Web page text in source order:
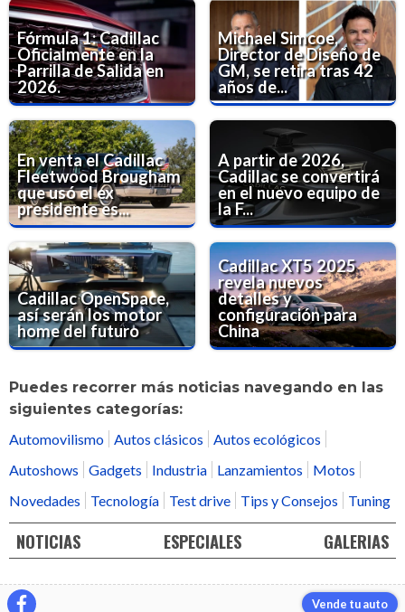
Fórmula 1: Cadillac
Oficialmente en la
Parrilla de Salida en
2026.
Michael Simcoe,
Director de Diseño de
GM, se retira tras 42
años de...
En venta el Cadillac
Fleetwood Brougham
que usó el ex
presidente es...
A partir de 2026,
Cadillac se convertirá
en el nuevo equipo de
la F...
Cadillac OpenSpace,
así serán los motor
home del futuro
Cadillac XT5 2025
revela nuevos
detalles y
configuración para
China
Puedes recorrer más noticias navegando en las
siguientes categorías:
Automovilismo Autos clásicos
Autos ecológicos
Autoshows
Gadgets Industria Lanzamientos
Motos
Novedades
Tecnología Test drive Tips y Consejos Tuning
NOTICIAS ESPECIALES GALERIAS
Vende tu auto